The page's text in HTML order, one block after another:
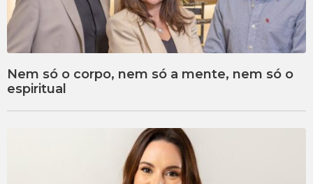
Nem só o corpo, nem só a mente, nem só o
espiritual